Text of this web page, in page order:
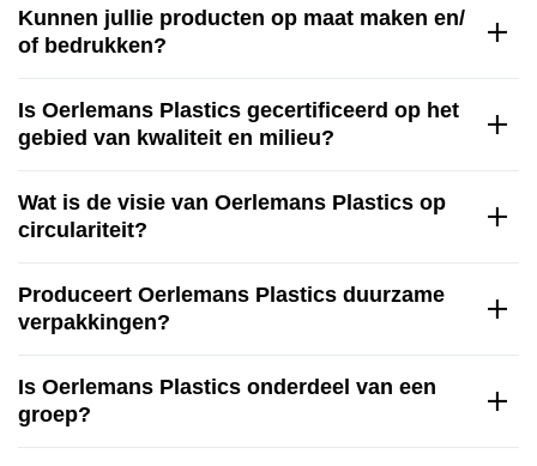
Kunnen jullie producten op maat maken en/
of bedrukken?
Is Oerlemans Plastics gecertificeerd op het
gebied van kwaliteit en milieu?
Wat is de visie van Oerlemans Plastics op
circulariteit?
Produceert Oerlemans Plastics duurzame
verpakkingen?
Is Oerlemans Plastics onderdeel van een
groep?